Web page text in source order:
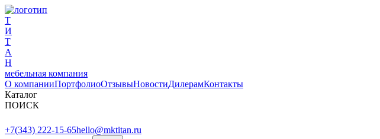
Т
И
Т
А
Н
мебельная компания
О компанииПортфолиоОтзывыНовостиДилерамКонтакты
Каталог
ПОИСК
+7(343) 222-15-65hello@mktitan.ru